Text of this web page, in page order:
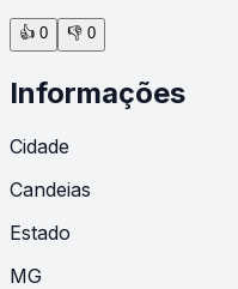
👍 0 👎 0
Informações
Cidade
Candeias
Estado
MG